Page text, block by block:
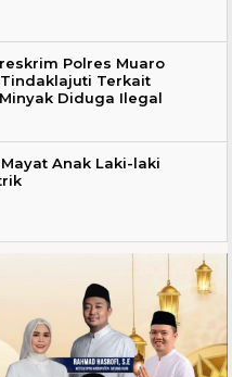
Polres Muaro
Terkait
Diduga Ilegal
Mayat Anak Laki-laki